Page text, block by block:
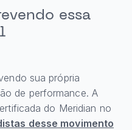
essa
sua própria
de performance. A
do Meridian no
desse movimento